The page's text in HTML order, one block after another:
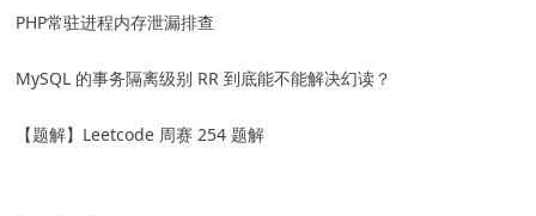
PHP常驻进程内存泄漏排查
MySQL 的事务隔离级别 RR 到底能不能解决幻读？
【题解】Leetcode 周赛 254 题解